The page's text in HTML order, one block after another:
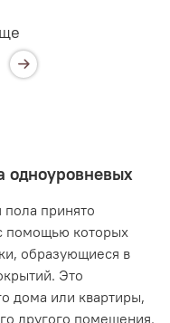
одноуровневых
принято
помощью которых
образующиеся в
Это
дома или квартиры,
другого помещения.